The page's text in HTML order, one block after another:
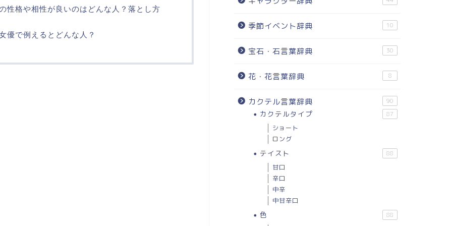
性格や相性が良いのはどんな人？落とし方
優で例えるとどんな人？
季節イベント辞典 10
宝石・石言葉辞典 30
花・花言葉辞典 8
カクテル言葉辞典 90
カクテルタイプ 87
ショート
ロング
テイスト 88
甘口
辛口
中辛
中甘辛口
色 88